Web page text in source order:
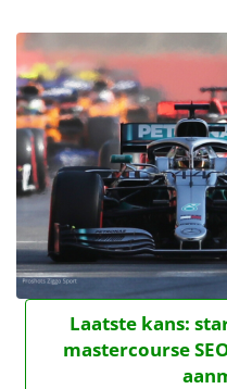
Laatste kans:
mastercourse